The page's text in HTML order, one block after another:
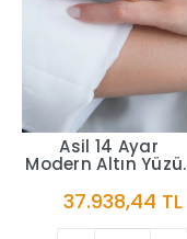
Asil 14 Ayar
Modern Altın
37.938,44 TL